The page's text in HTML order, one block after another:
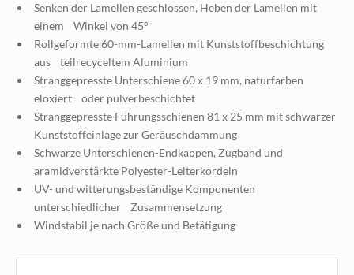
Senken der Lamellen geschlossen, Heben der Lamellen mit
einem Winkel von 45°
Rollgeformte 60-mm-Lamellen mit Kunststoffbeschichtung
aus teilrecyceltem Aluminium
Stranggepresste Unterschiene 60 x 19 mm, naturfarben
eloxiert oder pulverbeschichtet
Stranggepresste Führungsschienen 81 x 25 mm mit schwarzer
Kunststoffeinlage zur Geräuschdammung
Schwarze Unterschienen-Endkappen, Zugband und
aramidverstärkte Polyester-Leiterkordeln
UV- und witterungsbeständige Komponenten
unterschiedlicher Zusammensetzung
Windstabil je nach Größe und Betätigung